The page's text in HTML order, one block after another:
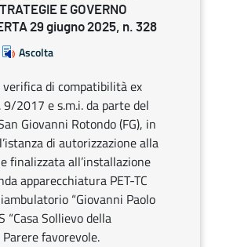
E GOVERNO
29 giugno 2025, n. 328
Ascolta
di compatibilità ex
9/2017 e s.m.i. da parte del
Giovanni Rotondo (FG), in
di autorizzazione alla
finalizzata all’installazione
apparecchiatura PET-TC
“Giovanni Paolo
“Casa Sollievo della
Parere favorevole.